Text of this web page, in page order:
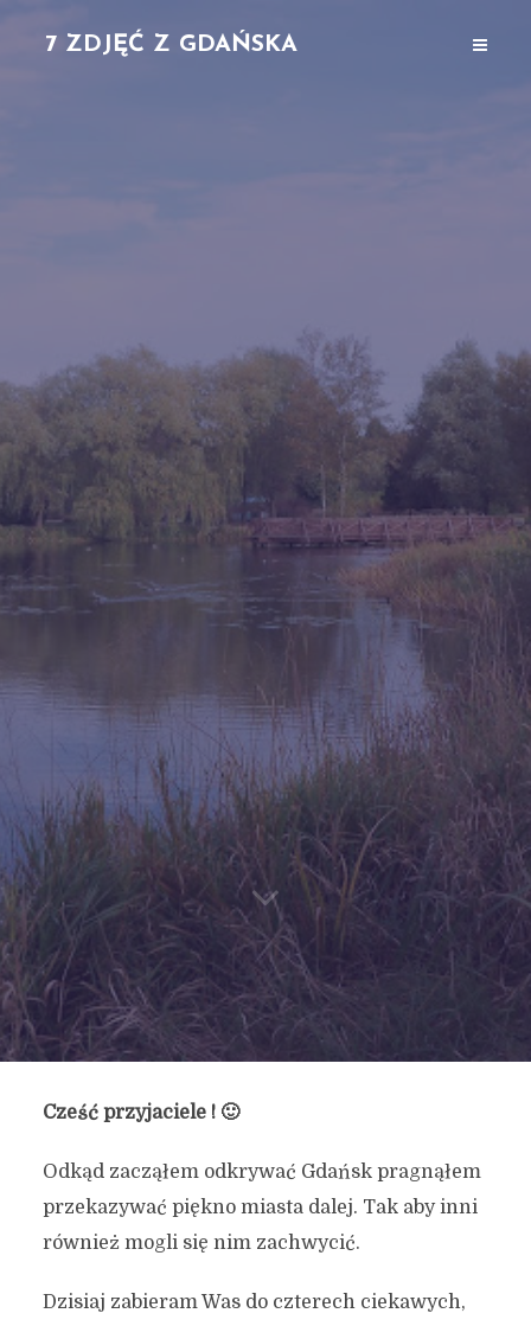
7 ZDJĘĆ Z GDAŃSKA
Cześć przyjaciele ! 🙂
Odkąd zacząłem odkrywać Gdańsk pragnąłem
przekazywać piękno miasta dalej. Tak aby inni
również mogli się nim zachwycić.
Dzisiaj zabieram Was do czterech ciekawych,